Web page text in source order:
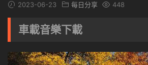
2023-06-23 每日分享 448
車載音樂下載